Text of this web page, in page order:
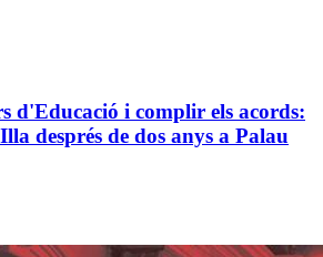
d'Educació i complir els acords:
després de dos anys a Palau